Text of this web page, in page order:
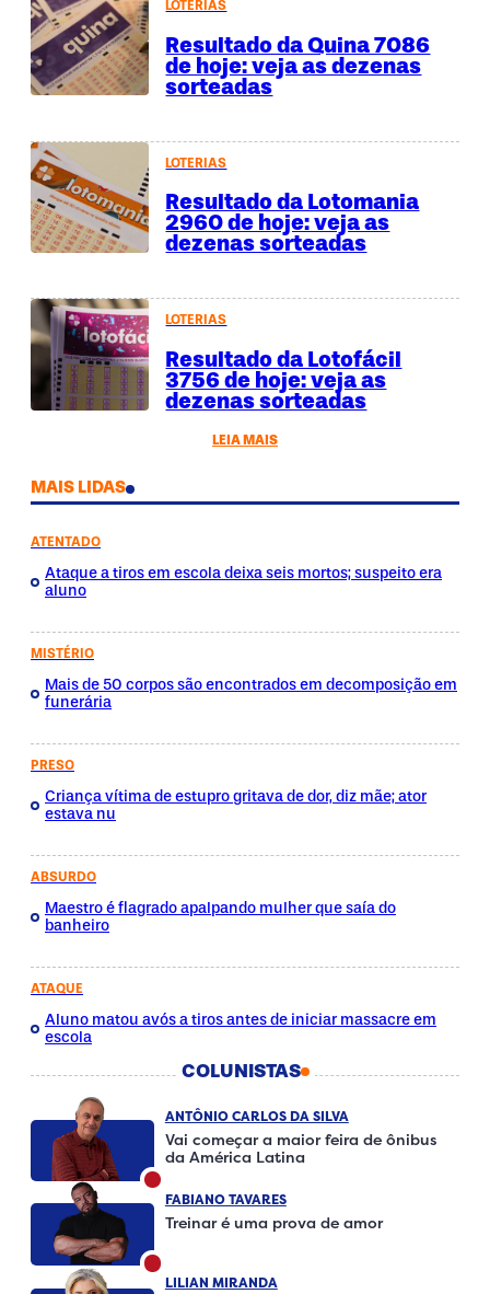
LOTERIAS
Resultado da Quina 7086
de hoje: veja as dezenas
sorteadas
LOTERIAS
Resultado da Lotomania
2960 de hoje: veja as
dezenas sorteadas
LOTERIAS
Resultado da Lotofácil
3756 de hoje: veja as
dezenas sorteadas
LEIA MAIS
MAIS LIDAS
ATENTADO
Ataque a tiros em escola deixa seis mortos; suspeito era
aluno
MISTÉRIO
Mais de 50 corpos são encontrados em decomposição em
funerária
PRESO
Criança vítima de estupro gritava de dor, diz mãe; ator
estava nu
ABSURDO
Maestro é flagrado apalpando mulher que saía do
banheiro
ATAQUE
Aluno matou avós a tiros antes de iniciar massacre em
escola
COLUNISTAS
ANTÔNIO CARLOS DA SILVA
Vai começar a maior feira de ônibus
da América Latina
FABIANO TAVARES
Treinar é uma prova de amor
LILIAN MIRANDA